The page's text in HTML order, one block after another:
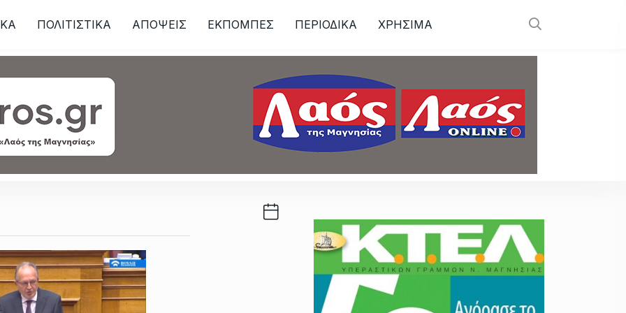
ΠΟΛΙΤΙΣΤΙΚΑ ΑΠΟΨΕΙΣ ΕΚΠΟΜΠΕΣ ΠΕΡΙΟΔΙΚΑ ΧΡΗΣΙΜΑ